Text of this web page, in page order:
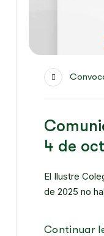
4 de
El Ilustre
de 2025 no
Continuar